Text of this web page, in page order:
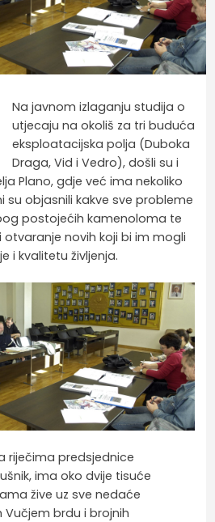
Na javnom izlaganju studija o
utjecaju na okoliš za tri buduća
eksploatacijska polja (Duboka
Draga, Vid i Vedro), došli su i
Plano, gdje već ima nekoliko
su objasnili kakve sve probleme
postojećih kamenoloma te
novih koji bi im mogli
i kvalitetu življenja.
riječima predsjednice
ima oko dvije tisuće
žive uz sve nedaće
brdu i brojnih